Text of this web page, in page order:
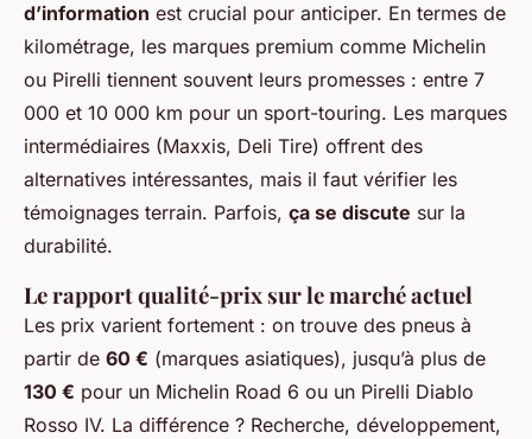
d’information est crucial pour anticiper. En termes de
kilométrage, les marques premium comme Michelin
ou Pirelli tiennent souvent leurs promesses : entre 7
000 et 10 000 km pour un sport-touring. Les marques
intermédiaires (Maxxis, Deli Tire) offrent des
alternatives intéressantes, mais il faut vérifier les
témoignages terrain. Parfois, ça se discute sur la
durabilité.
Le rapport qualité-prix sur le marché actuel
Les prix varient fortement : on trouve des pneus à
partir de 60 € (marques asiatiques), jusqu’à plus de
130 € pour un Michelin Road 6 ou un Pirelli Diablo
Rosso IV. La différence ? Recherche, développement,